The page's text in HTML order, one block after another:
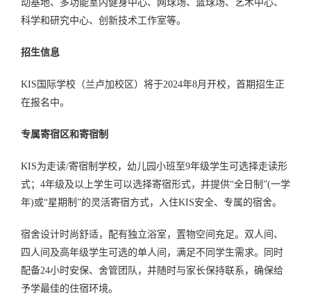
动基地、多功能室内健身中心、网球场、篮球场、艺术中心、
科学和研究中心、创新技术工作室等。
招生信息
KIS国际学校（兰卢加校区）将于2024年8月开校，首期招生正
在报名中。
专属寄宿区和寄宿制
KIS为走读/寄宿制学校，幼儿园小班至9年级学生可选择走读形
式；4年级及以上学生可以选择寄宿形式，并提供“全日制”(一学
年)或“星期制”的灵活寄宿方式，入住KIS安全、专属的宿舍。
宿舍设计时尚舒适，配有独立浴室，置物空间充足。双人间、
四人间及高年级学生可选的单人间，满足不同学生需求。同时
配备24小时安保、舍管团队，并随时与家长保持联系，确保给
予学最佳的住宿环境。